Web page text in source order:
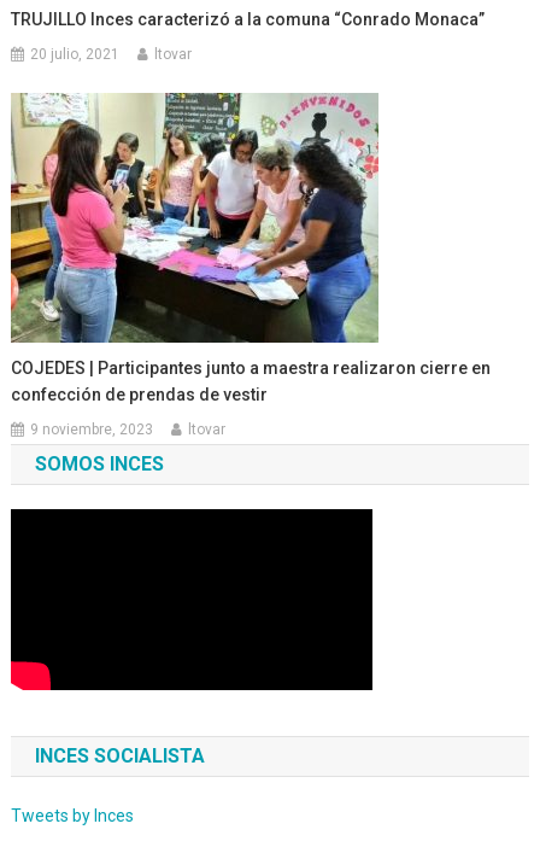
TRUJILLO Inces caracterizó a la comuna “Conrado Monaca”
20 julio, 2021 ltovar
COJEDES | Participantes junto a maestra realizaron cierre en
confección de prendas de vestir
9 noviembre, 2023 ltovar
SOMOS INCES
INCES SOCIALISTA
Tweets by Inces